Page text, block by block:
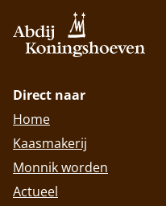
Direct naar
Home
Kaasmakerij
Monnik worden
Actueel